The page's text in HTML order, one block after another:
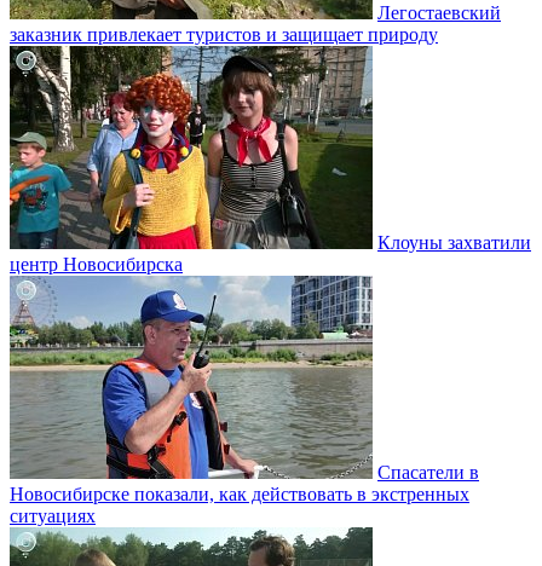
Легостаевский
заказник привлекает туристов и защищает природу
Клоуны захватили
центр Новосибирска
Спасатели в
Новосибирске показали, как действовать в экстренных
ситуациях